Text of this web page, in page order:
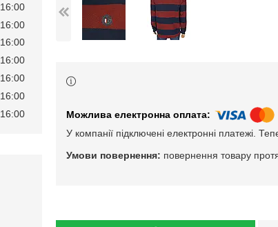
У компанії підключені електронні платежі.
повернення товару
16:00
16:00
16:00
16:00
16:00
16:00
16:00